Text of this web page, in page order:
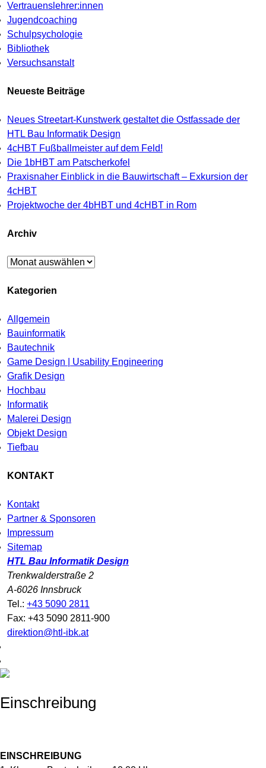
Vertrauenslehrer:innen
Jugendcoaching
Schulpsychologie
Bibliothek
Versuchsanstalt
Neueste Beiträge
Neues Streetart-Kunstwerk gestaltet die Ostfassade der
HTL Bau Informatik Design
4cHBT Fußballmeister auf dem Feld!
Die 1bHBT am Patscherkofel
Praxisnaher Einblick in die Bauwirtschaft – Exkursion der
4cHBT
Projektwoche der 4bHBT und 4cHBT in Rom
Archiv
Archiv
Kategorien
Allgemein
Bauinformatik
Bautechnik
Game Design | Usability Engineering
Grafik Design
Hochbau
Informatik
Malerei Design
Objekt Design
Tiefbau
KONTAKT
Kontakt
Partner & Sponsoren
Impressum
Sitemap
HTL Bau Informatik Design
Trenkwalderstraße 2
A-6026 Innsbruck
Tel.: +43 5090 2811
Fax: +43 5090 2811-900
direktion@htl-ibk.at
Einschreibung
EINSCHREIBUNG